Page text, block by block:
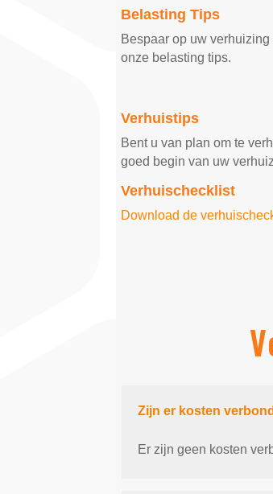
Belasting Tips
Bespaar op uw
onze belasting tips.
Verhuistips
Bent u van plan om te
goed begin van uw
Verhuischecklist
Download de
Zijn er kosten
Er zijn geen kosten